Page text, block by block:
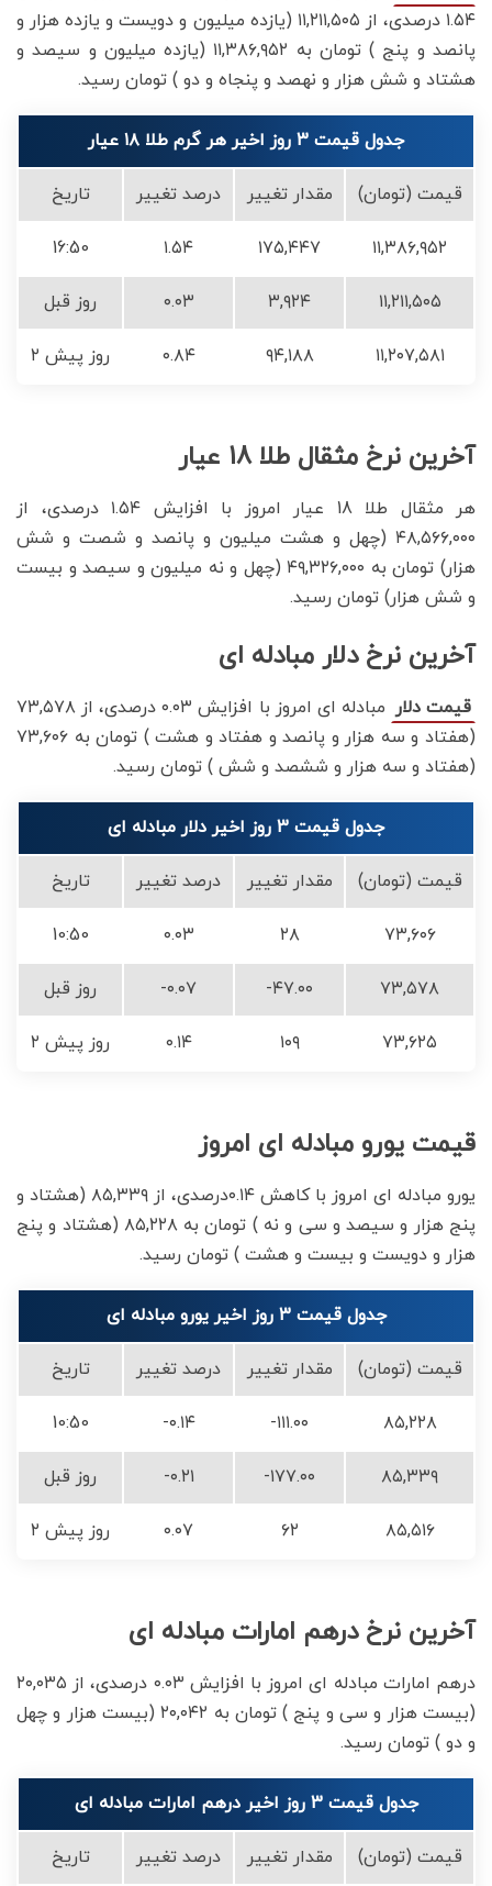
۱.۵۴ درصدی، از ۱۱,۲۱۱,۵۰۵ (یازده میلیون و دویست و یازده هزار و
پانصد و پنج ) تومان به ۱۱,۳۸۶,۹۵۲ (یازده میلیون و سیصد و
هشتاد و شش هزار و نهصد و پنجاه و دو ) تومان رسید.
جدول قیمت 3 روز اخیر هر گرم طلا ۱۸ عیار
قیمت (تومان) مقدار تغییر درصد تغییر تاریخ
۱۱,۳۸۶,۹۵۲ ۱۷۵,۴۴۷ ۱.۵۴ 16:50
۱۱,۲۱۱,۵۰۵ ۳,۹۲۴ ۰.۰۳ روز قبل
۱۱,۲۰۷,۵۸۱ ۹۴,۱۸۸ ۰.۸۴ ۲ روز پیش
آخرین نرخ مثقال طلا 18 عیار
هر مثقال طلا 18 عیار امروز با افزایش ۱.۵۴ درصدی، از
۴۸,۵۶۶,۰۰۰ (چهل و هشت میلیون و پانصد و شصت و شش
هزار) تومان به ۴۹,۳۲۶,۰۰۰ (چهل و نه میلیون و سیصد و بیست
و شش هزار) تومان رسید.
آخرین نرخ دلار مبادله ای
قیمت دلار
مبادله ای امروز با افزایش ۰.۰۳ درصدی، از ۷۳,۵۷۸
(هفتاد و سه هزار و پانصد و هفتاد و هشت ) تومان به ۷۳,۶۰۶
(هفتاد و سه هزار و ششصد و شش ) تومان رسید.
جدول قیمت 3 روز اخیر دلار مبادله ای
قیمت (تومان) مقدار تغییر درصد تغییر تاریخ
۷۳,۶۰۶ ۲۸ ۰.۰۳ 10:50
۷۳,۵۷۸ -۴۷.۰۰ -۰.۰۷ روز قبل
۷۳,۶۲۵ ۱۰۹ ۰.۱۴ ۲ روز پیش
قیمت یورو مبادله ای امروز
یورو مبادله ای امروز با کاهش ۰.۱۴درصدی، از ۸۵,۳۳۹ (هشتاد و
پنج هزار و سیصد و سی و نه ) تومان به ۸۵,۲۲۸ (هشتاد و پنج
هزار و دویست و بیست و هشت ) تومان رسید.
جدول قیمت 3 روز اخیر یورو مبادله ای
قیمت (تومان) مقدار تغییر درصد تغییر تاریخ
۸۵,۲۲۸ -۱۱۱.۰۰ -۰.۱۴ 10:50
۸۵,۳۳۹ -۱۷۷.۰۰ -۰.۲۱ روز قبل
۸۵,۵۱۶ ۶۲ ۰.۰۷ ۲ روز پیش
آخرین نرخ درهم امارات مبادله ای
درهم امارات مبادله ای امروز با افزایش ۰.۰۳ درصدی، از ۲۰,۰۳۵
(بیست هزار و سی و پنج ) تومان به ۲۰,۰۴۲ (بیست هزار و چهل
و دو ) تومان رسید.
جدول قیمت 3 روز اخیر درهم امارات مبادله ای
قیمت (تومان) مقدار تغییر درصد تغییر تاریخ